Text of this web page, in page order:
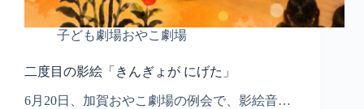
子ども劇場おやこ劇場
二度目の影絵「きんぎょが にげた」
6月20日、加賀おやこ劇場の例会で、影絵音…